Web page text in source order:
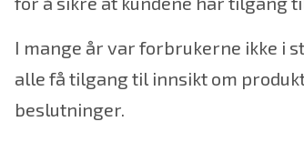
I mange år var forbrukerne ikke i
alle få tilgang til innsikt om
beslutninger.